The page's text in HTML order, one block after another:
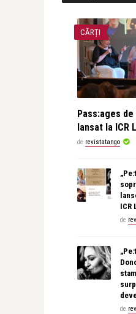
CĂRȚI
Pass:ages
lansat la ICR
de revistatango
ICR
de
de